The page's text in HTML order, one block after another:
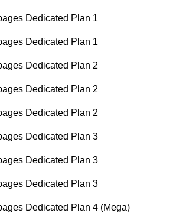
Dedicated Plan 1
Dedicated Plan 1
Dedicated Plan 2
Dedicated Plan 2
Dedicated Plan 2
Dedicated Plan 3
Dedicated Plan 3
Dedicated Plan 3
Dedicated Plan 4 (Mega)